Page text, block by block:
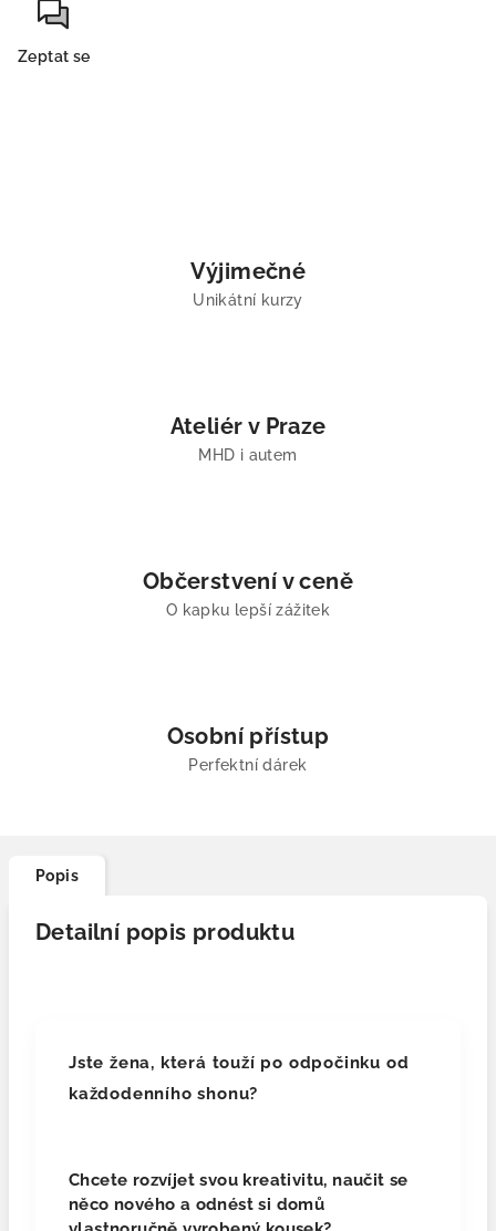
Zeptat se
Výjimečné
Unikátní kurzy
Ateliér v Praze
MHD i autem
Občerstvení v ceně
O kapku lepší zážitek
Osobní přístup
Perfektní dárek
Popis
Detailní popis produktu
Jste žena, která touží po odpočinku od
každodenního shonu?
Chcete rozvíjet svou kreativitu, naučit se
něco nového a odnést si domů